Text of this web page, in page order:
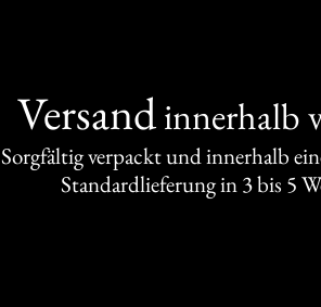
Versandinnerhalb
Sorgfältig verpackt und innerhalb
Standardlieferung in 3 bis 5